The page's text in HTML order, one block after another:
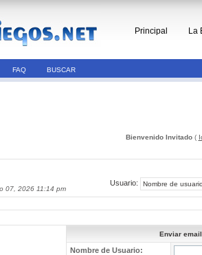
Principal La
FAQ BUSCAR
Bienvenido Invitado(
07, 2026 11:14 pm
Usuario:
Enviar
Nombre de Usuario: